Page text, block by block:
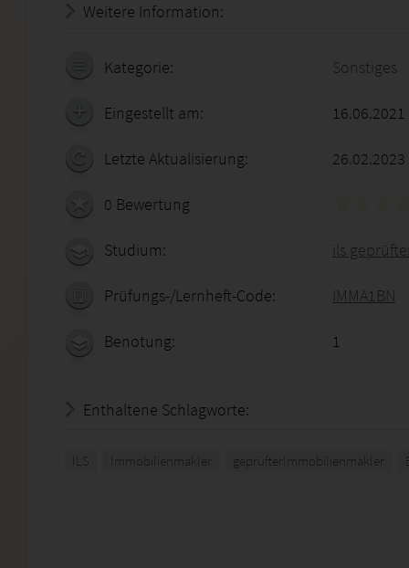
Weitere Information:
Kategorie: Sonstiges
Eingestellt am:
Letzte Aktualisierung: 26.02.2023
0 Bewertung
Studium: ils
Prüfungs-/Lernheft-Code: IMMA1BN
Benotung: 1
Enthaltene Schlagworte:
ILS Immobilienmakler geprüfterImmobilienmakler